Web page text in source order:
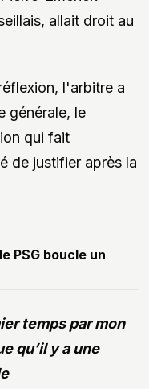
allait droit au
l'arbitre a
générale, le
qui fait
de justifier après la
PSG boucle un
temps par mon
qu’il y a une